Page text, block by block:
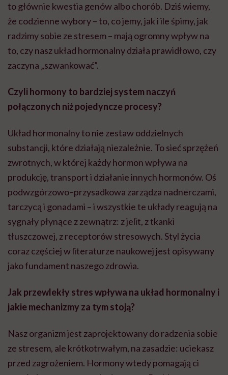
to głównie kwestia genów albo chorób. Dziś wiemy,
że codzienne wybory – to, co jemy, jak i ile śpimy, jak
radzimy sobie ze stresem – mają ogromny wpływ na
to, czy nasz układ hormonalny działa prawidłowo, czy
zaczyna „szwankować”.
Czyli hormony to bardziej system naczyń
połączonych niż pojedyncze procesy?
Układ hormonalny to nie zestaw oddzielnych
substancji, które działają niezależnie. To sieć sprzężeń
zwrotnych, w której każdy hormon wpływa na
produkcję, transport i działanie innych hormonów. Oś
podwzgórzowo–przysadkowa zarządza nadnerczami,
tarczycą i gonadami – i wszystkie te układy reagują na
sygnały płynące z zewnątrz: z jelit, z tkanki
tłuszczowej, z receptorów stresowych. Styl życia
coraz częściej w literaturze naukowej jest opisywany
jako fundament naszego zdrowia.
Jak przewlekły stres wpływa na układ hormonalny i
jakie mechanizmy za tym stoją?
Nasz organizm jest zaprojektowany do radzenia sobie
ze stresem, ale krótkotrwałym, na zasadzie: uciekasz
przed zagrożeniem. Hormony wtedy pomagają ci